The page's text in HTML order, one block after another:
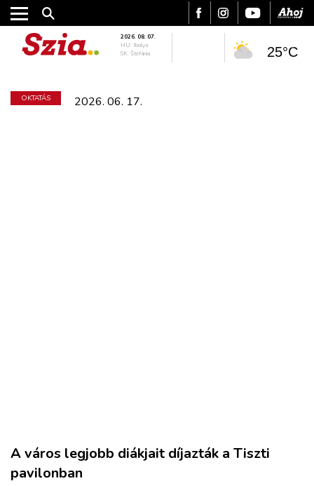
2026. 08. 07.
HU: Ibolya
SK: Štefánia
25°C
OKTATÁS 2026. 06. 17.
A város legjobb diákjait díjazták a Tiszti
pavilonban